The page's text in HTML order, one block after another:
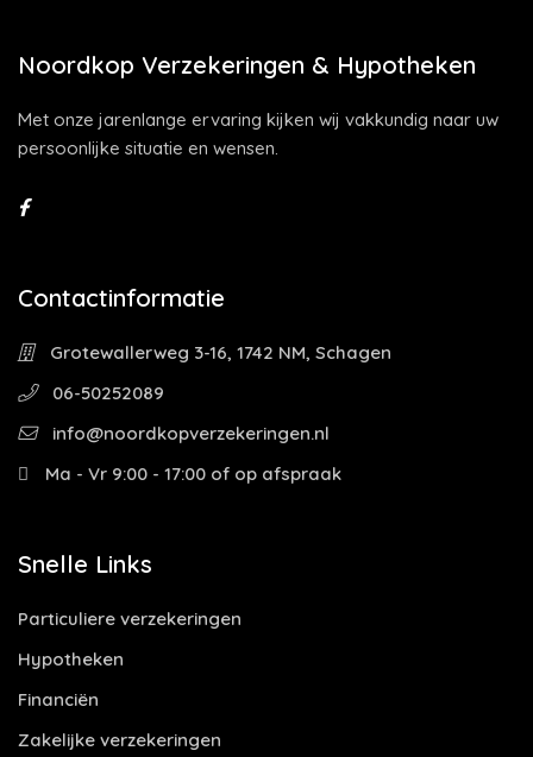
Noordkop Verzekeringen & Hypotheken
Met onze jarenlange ervaring kijken wij vakkundig naar uw
persoonlijke situatie en wensen.
Contactinformatie
Grotewallerweg 3-16, 1742 NM, Schagen
06-50252089
info@noordkopverzekeringen.nl
Ma - Vr 9:00 - 17:00 of op afspraak
Snelle Links
Particuliere verzekeringen
Hypotheken
Financiën
Zakelijke verzekeringen